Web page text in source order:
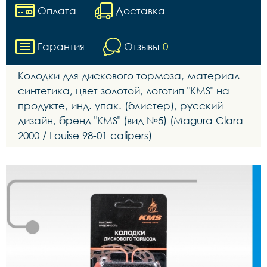
Оплата Доставка
Гарантия Отзывы 0
Колодки для дискового тормоза, материал
синтетика, цвет золотой, логотип "KMS" на
продукте, инд. упак. (блистер), русский
дизайн, бренд "KMS" (вид №5) (Magura Clara
2000 / Louise 98-01 calipers)